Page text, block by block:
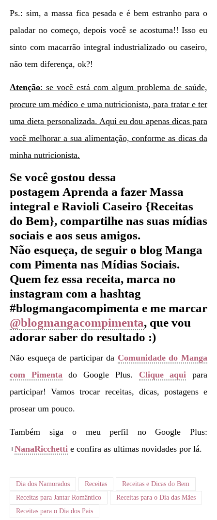
Ps.: sim, a massa fica pesada e é bem estranho para o
paladar no começo, depois você se acostuma!! Isso eu
sinto com macarrão integral industrializado ou caseiro,
não tem diferença, ok?!
Atenção: se você está com algum problema de saúde,
procure um médico e uma nutricionista, para tratar e ter
uma dieta personalizada. Aqui eu dou apenas dicas para
você melhorar a sua alimentação, conforme as dicas da
minha nutricionista.
Se você gostou dessa
postagem Aprenda a fazer Massa
integral e Ravioli Caseiro {Receitas
do Bem}, compartilhe nas suas mídias
sociais e aos seus amigos.
Não esqueça, de seguir o blog Manga
com Pimenta nas Mídias Sociais.
Quem fez essa receita, marca no
instagram com a hashtag
#blogmangacompimenta e me marcar
@blogmangacompimenta, que vou
adorar saber do resultado :)
Não esqueça de participar da Comunidade do Manga
com Pimenta do Google Plus. Clique aqui para
participar! Vamos trocar receitas, dicas, postagens e
prosear um pouco.
Também siga o meu perfil no Google Plus:
+NanaRicchetti e confira as ultimas novidades por lá.
Dia dos Namorados Receitas
Receitas e Dicas do Bem
Receitas para Jantar Romântico
Receitas para o Dia das Mães
Receitas para o Dia dos Pais